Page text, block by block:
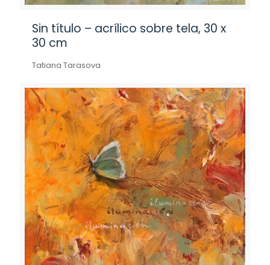
Sin título – acrílico sobre tela, 30 x
30 cm
Tatiana Tarasova